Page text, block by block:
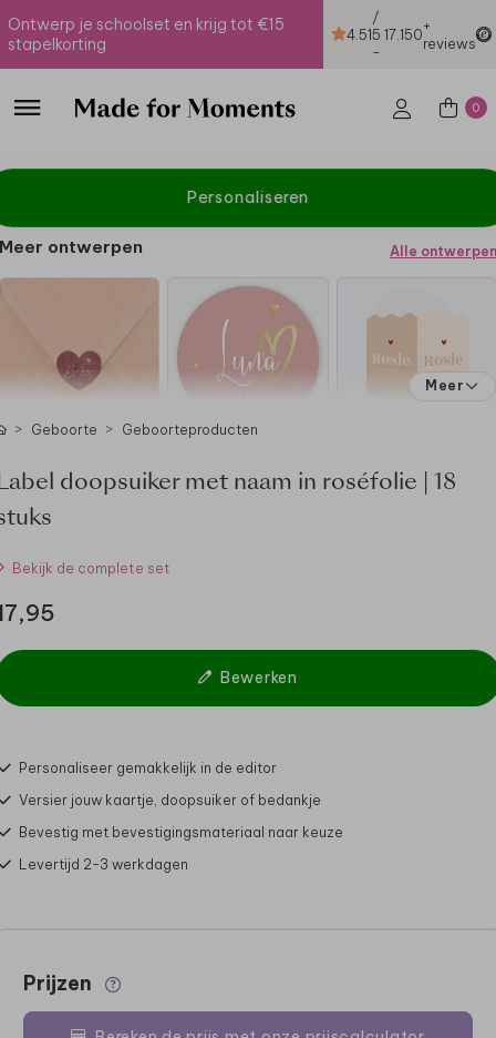
Ontwerp je schoolset en krijg tot €15
stapelkorting
4.51
/
5
-
17.150+
reviews
0
Personaliseren
Meer ontwerpen Alle ontwerpen
Meer
Geboorte Geboorteproducten
doopsuiker met naam in roséfolie | 18
Bekijk de complete set
Bewerken
Personaliseer gemakkelijk in de editor
Versier jouw kaartje, doopsuiker of bedankje
Bevestig met bevestigingsmateriaal naar keuze
Levertijd 2-3 werkdagen
Prijzen